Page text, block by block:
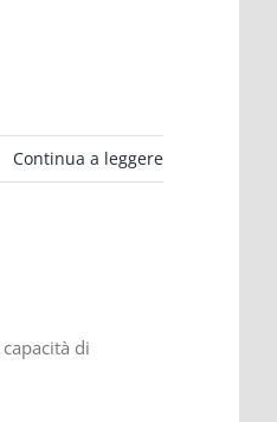
Continua a leggere
di